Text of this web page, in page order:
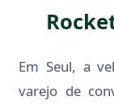
Em Seul, a
varejo de